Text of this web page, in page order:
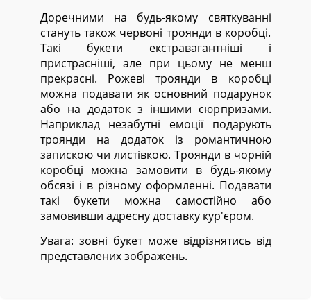
Доречними на будь-якому святкуванні
стануть також червоні троянди в коробці.
Такі букети екстравагантніші і
пристрасніші, але при цьому не менш
прекрасні. Рожеві троянди в коробці
можна подавати як основний подарунок
або на додаток з іншими сюрпризами.
Наприклад незабутні емоції подарують
троянди на додаток із романтичною
запискою чи листівкою. Троянди в чорній
коробці можна замовити в будь-якому
обсязі і в різному оформленні. Подавати
такі букети можна самостійно або
замовивши адресну доставку кур'єром.
Увага: зовні букет може відрізнятись від
представлених зображень.